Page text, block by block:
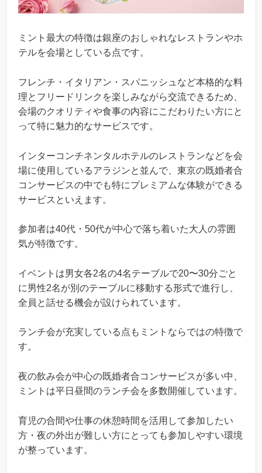
ミント最大の特徴は銀座のおしゃれなレストランやホ
テルを会場としている点です。
フレンチ・イタリアン・スパニッシュなど本格的な料
理とフリードリンクを楽しみながら交流できるため、
会場のクオリティや食事の内容にこだわりたい方にと
って特に魅力的なサービスです。
インターコンチネンタルホテルのレストランなどを会
場に使用しているアラジンと並んで、東京の既婚者合
コンサービスの中でも特にプレミアムな体験ができる
サービスといえます。
参加者は40代・50代が中心で落ち着いた大人の雰囲
気が特徴です。
イベントは男女各2名の4名テーブルで20〜30分ごと
に男性2名が別のテーブルに移動する形式で進行し、
全員と話せる機会が設けられています。
ランチ会が充実している点もミントならではの特徴で
す。
夜の飲み会が中心の既婚者合コンサービスが多い中、
ミントは平日昼間のランチ会を多数開催しています。
育児の合間や仕事の休憩時間を活用して参加したい
方・夜の外出が難しい方にとっても参加しやすい環境
が整っています。